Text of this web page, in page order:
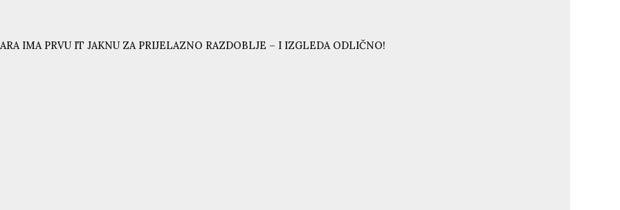
IMA PRVU IT JAKNU ZA PRIJELAZNO RAZDOBLJE – I IZGLEDA ODLIČNO!